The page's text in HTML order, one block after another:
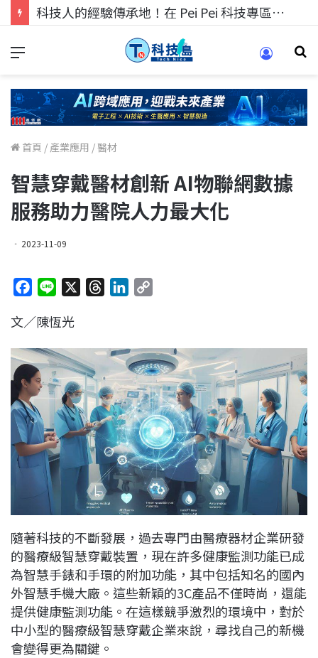
科技人的經驗傳承地！在 Pei Pei 科技專區，與學弟妹交流最硬核的技術
首頁 / 產業應用 /醫材
智慧穿戴醫材創新 AI物聯網數據
服務助力醫院人力最大化
2023-11-09
c
b
o
o
k
n
a
d
s
e
d
I
n
L
i
n
k
文／陳恆光
隨著科技的不斷發展，過去專門由醫療器材企業研發
的醫療級智慧穿戴裝置，現在許多健康監測功能已成
為智慧手錶和手環的附加功能，其中包括知名的國內
外智慧手機大廠。這些新穎的3C產品不僅時尚，還能
提供健康監測功能。在這樣競爭激烈的環境中，對於
中小型的醫療級智慧穿戴企業來說，尋找自己的新機
會變得更為關鍵。